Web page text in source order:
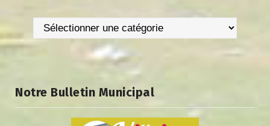
Catégories
Notre Bulletin Municipal